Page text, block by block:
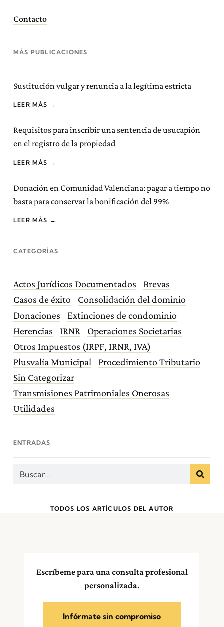
Contacto
MÁS PUBLICACIONES
Sustitución vulgar y renuncia a la legítima estricta
LEER MÁS →
Requisitos para inscribir una sentencia de usucapión
en el registro de la propiedad
LEER MÁS →
Donación en Comunidad Valenciana: pagar a tiempo no
basta para conservar la bonificación del 99%
LEER MÁS →
CATEGORÍAS
Actos Jurídicos Documentados
Brevas
Casos de éxito
Consolidación del dominio
Donaciones
Extinciones de condominio
Herencias
IRNR
Operaciones Societarias
Otros Impuestos (IRPF, IRNR, IVA)
Plusvalía Municipal
Procedimiento Tributario
Sin Categorizar
Transmisiones Patrimoniales Onerosas
Utilidades
ENTRADAS
TODOS LOS ARTÍCULOS DEL AUTOR
Escríbeme para una consulta profesional
personalizada.
Infórmate sin compromiso